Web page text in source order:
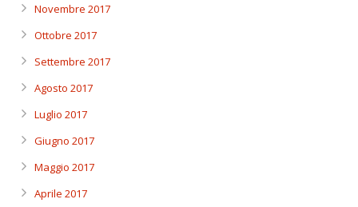
Novembre 2017
Ottobre 2017
Settembre 2017
Agosto 2017
Luglio 2017
Giugno 2017
Maggio 2017
Aprile 2017